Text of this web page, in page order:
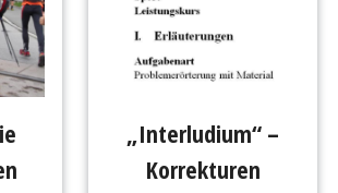
„Interludium“ –
Korrekturen